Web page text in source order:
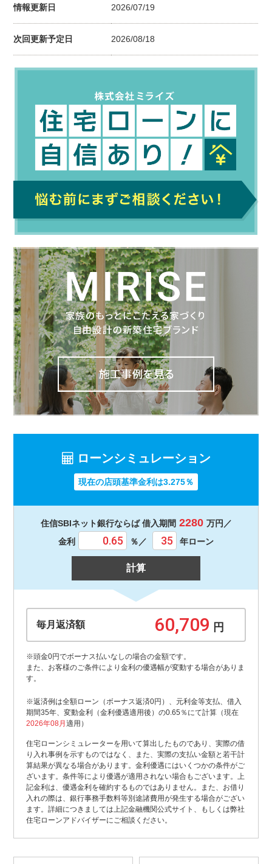
情報更新日 2026/07/19
次回更新予定日 2026/08/18
ローンシミュレーション
現在の店頭基準金利は3.275％
住信SBIネット銀行ならば 借入期間 2280 万円／
金利
％／ 年ローン
計算
毎月返済額 円
※頭金0円でボーナス払いなしの場合の金額です。
また、お客様のご条件により金利の優遇幅が変動する場合がありま
す。
※返済例は全額ローン（ボーナス返済0円）、元利金等支払、借入
期間35年、変動金利（金利優遇適用後）の0.65％にて計算（現在
2026年08月適用）
住宅ローンシミュレーターを用いて算出したものであり、実際の借
り入れ事例を示すものではなく、また、実際の支払い金額と若干計
算結果が異なる場合があります。金利優遇にはいくつかの条件がご
ざいます。条件等により優遇が適用されない場合もございます。上
記金利は、優遇金利を確約するものではありません。また、お借り
入れの際は、銀行事務手数料等別途諸費用が発生する場合がござい
ます。詳細につきましては上記金融機関公式サイト、もしくは弊社
住宅ローンアドバイザーにご相談ください。